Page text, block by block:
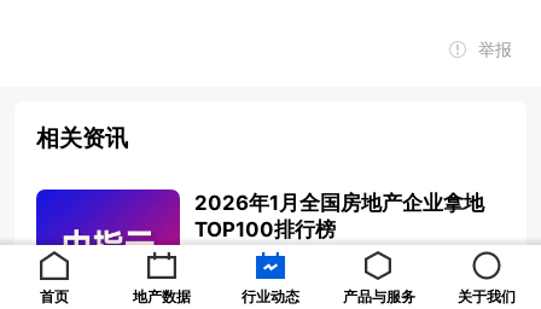
举报
相关资讯
2026年1月全国房地产企业拿地
TOP100排行榜
2026-01-30 20:11:41
首页 地产数据 行业动态 产品与服务 关于我们